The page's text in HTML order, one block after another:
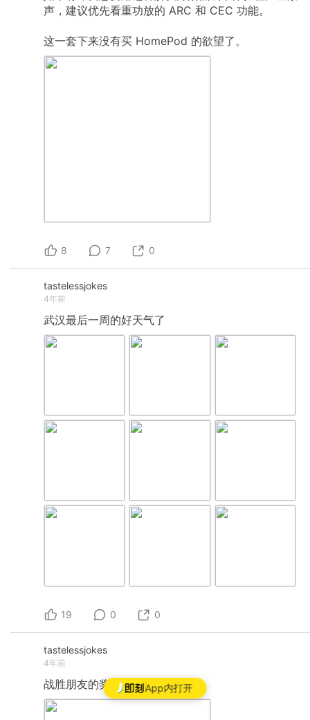
App内打开
声，建议优先看重功放的 ARC 和 CEC 功能。
这一套下来没有买 HomePod 的欲望了。
8 7 0
tastelessjokes
4年前
武汉最后一周的好天气了
19 0 0
tastelessjokes
4年前
战胜朋友的奖牌从来没有拥有过